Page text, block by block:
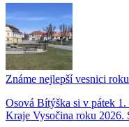
Známe nejlepší vesnici
Osová Bítýška si v pátek
Kraje Vysočina roku 2026.